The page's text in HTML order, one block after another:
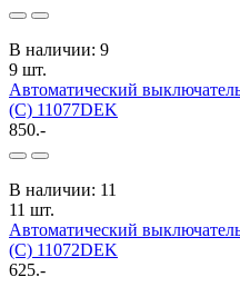
В наличии: 9
9 шт.
Автоматический
(C) 11077DEK
850.-
В наличии: 11
11 шт.
Автоматический
(C) 11072DEK
625.-